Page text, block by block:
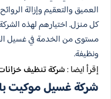
العميق والتعقيم وإزالة
كل منزل. اختيارهم لهذه
مستوى من الخدمة في غسيل
ونظيفة.
إقرأ ايضا :شركة تنظيف
شركة غسيل موكيت